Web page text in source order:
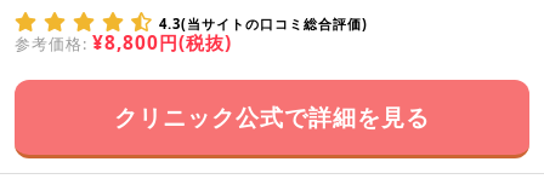
4.3(当サイトの口コミ総合評価)
参考価格: ¥8,800円(税抜)
クリニック公式で詳細を見る